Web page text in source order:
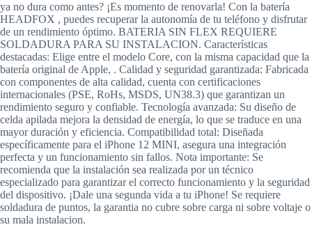
ya no dura como antes? ¡Es momento de renovarla! Con la batería
HEADFOX , puedes recuperar la autonomía de tu teléfono y disfrutar
de un rendimiento óptimo. BATERIA SIN FLEX REQUIERE
SOLDADURA PARA SU INSTALACION. Características
destacadas: Elige entre el modelo Core, con la misma capacidad que la
batería original de Apple, . Calidad y seguridad garantizada: Fabricada
con componentes de alta calidad, cuenta con certificaciones
internacionales (PSE, RoHs, MSDS, UN38.3) que garantizan un
rendimiento seguro y confiable. Tecnología avanzada: Su diseño de
celda apilada mejora la densidad de energía, lo que se traduce en una
mayor duración y eficiencia. Compatibilidad total: Diseñada
específicamente para el iPhone 12 MINI, asegura una integración
perfecta y un funcionamiento sin fallos. Nota importante: Se
recomienda que la instalación sea realizada por un técnico
especializado para garantizar el correcto funcionamiento y la seguridad
del dispositivo. ¡Dale una segunda vida a tu iPhone! Se requiere
soldadura de puntos, la garantia no cubre sobre carga ni sobre voltaje o
su mala instalacion.